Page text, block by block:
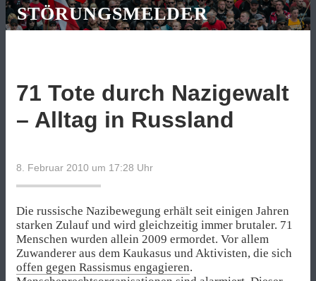
STÖRUNGSMELDER
71 Tote durch Nazigewalt
– Alltag in Russland
8. Februar 2010 um 17:28 Uhr
Die russische Nazibewegung erhält seit einigen Jahren
starken Zulauf und wird gleichzeitig immer brutaler. 71
Menschen wurden allein 2009 ermordet. Vor allem
Zuwanderer aus dem Kaukasus und Aktivisten, die sich
offen gegen Rassismus engagieren.